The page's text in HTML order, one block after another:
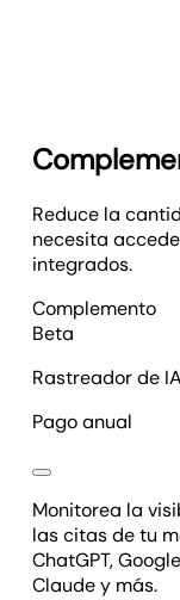
Reduce la
necesita
integrados.
Complemento
Beta
Rastreador de IA
Pago anual
Monitorea la
las citas de tu
ChatGPT,
Claude y más.